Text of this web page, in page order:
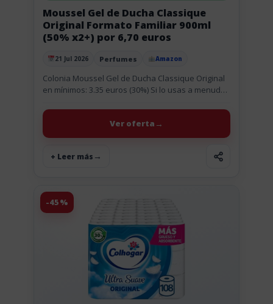
Publicado el
21 Jul 2026 Perfumes Amazon
Moussel Gel de Ducha Classique
Original Formato Familiar 900ml
(50% x2+) por 6,70 euros
Colonia Moussel Gel de Ducha Classique Original
en mínimos: 3.35 euros (30%) Si lo usas a menudo
Classique Original...
+ Leer más
Ver oferta
-45%